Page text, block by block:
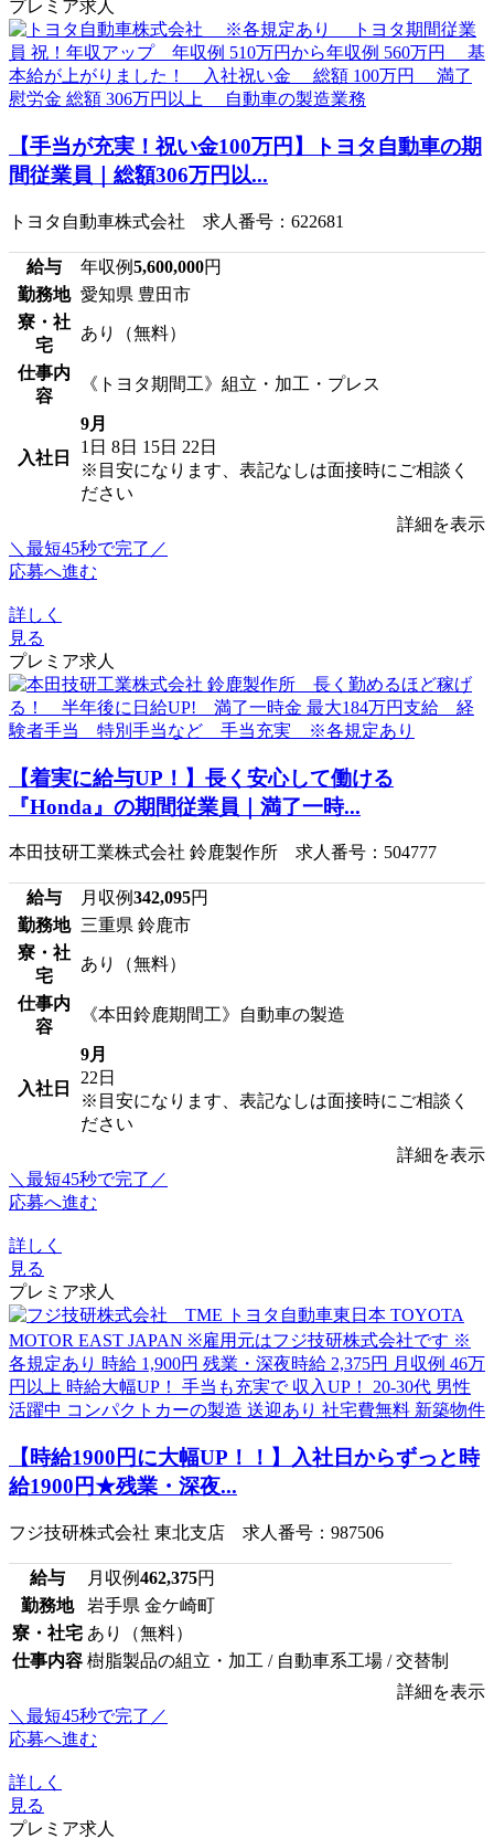
プレミア求人
【手当が充実！祝い金100万円】トヨタ自動車の期
間従業員｜総額306万円以...
トヨタ自動車株式会社 求人番号：622681
給与 年収例5,600,000円
勤務地 愛知県 豊田市
寮・社
宅
あり（無料）
仕事内
容
《トヨタ期間工》組立・加工・プレス
入社日
9月
1日 8日 15日 22日
※目安になります、表記なしは面接時にご相談く
ださい
詳細を表示
＼最短45秒で完了／
応募へ進む
詳しく
見る
プレミア求人
【着実に給与UP！】長く安心して働ける
『Honda』の期間従業員｜満了一時...
本田技研工業株式会社 鈴鹿製作所 求人番号：504777
給与 月収例342,095円
勤務地 三重県 鈴鹿市
寮・社
宅
あり（無料）
仕事内
容
《本田鈴鹿期間工》自動車の製造
入社日
9月
22日
※目安になります、表記なしは面接時にご相談く
ださい
詳細を表示
＼最短45秒で完了／
応募へ進む
詳しく
見る
プレミア求人
【時給1900円に大幅UP！！】入社日からずっと時
給1900円★残業・深夜...
フジ技研株式会社 東北支店 求人番号：987506
給与 月収例462,375円
勤務地
岩手県 金ケ崎町
寮・社宅 あり（無料）
仕事内容 樹脂製品の組立・加工 / 自動車系工場 / 交替制
詳細を表示
＼最短45秒で完了／
応募へ進む
詳しく
見る
プレミア求人